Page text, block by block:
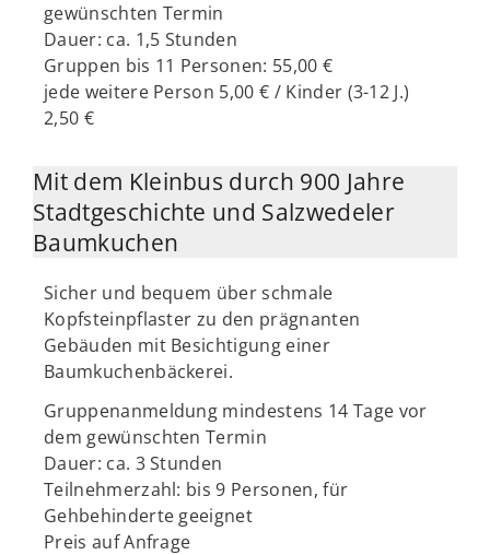
gewünschten Termin
Dauer: ca. 1,5 Stunden
Gruppen bis 11 Personen: 55,00 €
jede weitere Person 5,00 € / Kinder (3-12 J.)
2,50 €
Mit dem Kleinbus durch 900 Jahre
Stadtgeschichte und Salzwedeler
Baumkuchen
Sicher und bequem über schmale
Kopfsteinpflaster zu den prägnanten
Gebäuden mit Besichtigung einer
Baumkuchenbäckerei.
Gruppenanmeldung mindestens 14 Tage vor
dem gewünschten Termin
Dauer: ca. 3 Stunden
Teilnehmerzahl: bis 9 Personen, für
Gehbehinderte geeignet
Preis auf Anfrage